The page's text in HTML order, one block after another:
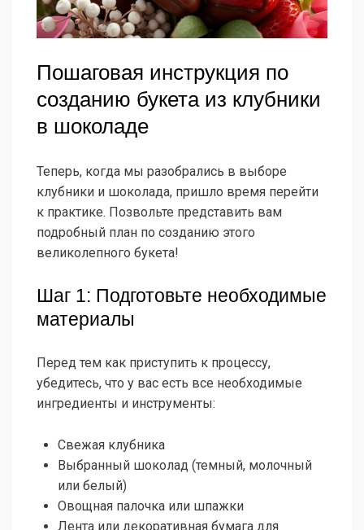
Пошаговая инструкция по
созданию букета из клубники
в шоколаде
Теперь, когда мы разобрались в выборе
клубники и шоколада, пришло время перейти
к практике. Позвольте представить вам
подробный план по созданию этого
великолепного букета!
Шаг 1: Подготовьте необходимые
материалы
Перед тем как приступить к процессу,
убедитесь, что у вас есть все необходимые
ингредиенты и инструменты:
Свежая клубника
Выбранный шоколад (темный, молочный
или белый)
Овощная палочка или шпажки
Лента или декоративная бумага для